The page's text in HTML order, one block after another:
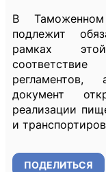
В
подлежит
рамках
документ
реализации
и
ПОДЕЛИТЬСЯ